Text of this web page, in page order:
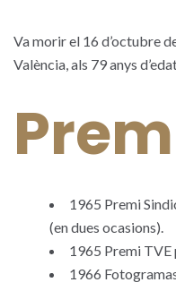
Va morir el 16 d’octubre
València, als 79 anys
1965 Premi
(en dues ocasions).
1965 Premi TVE
1966